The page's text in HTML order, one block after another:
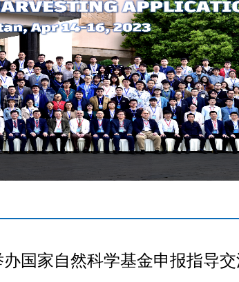
家自然科学基金申报指导交